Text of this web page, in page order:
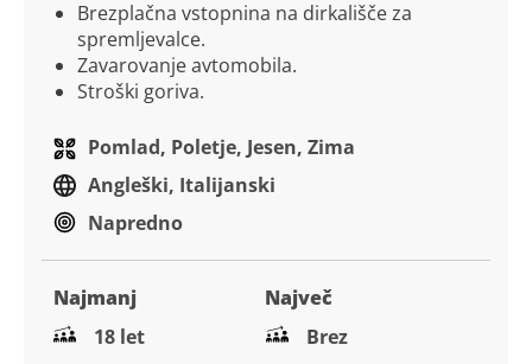
Brezplačna vstopnina na dirkališče za
spremljevalce.
Zavarovanje avtomobila.
Stroški goriva.
Pomlad, Poletje, Jesen, Zima
Angleški, Italijanski
Napredno
Najmanj
Največ
18 let
Brez